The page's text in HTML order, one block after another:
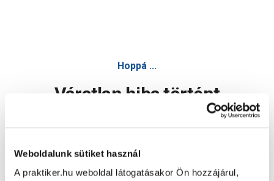
Weboldalunk sütiket használ
A praktiker.hu weboldal látogatásakor Ön hozzájárul,
Hoppá ...
Váratlan hiba történt
Oldal újratöltése